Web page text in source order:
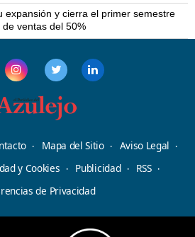
expansión y cierra el primer semestre
ventas del 50%
Mapa del Sitio
Aviso Legal
y Cookies
Publicidad
RSS
de Privacidad